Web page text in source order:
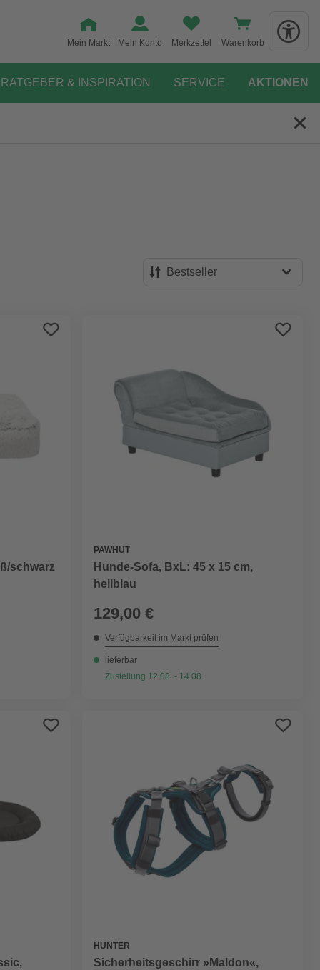
Mein Markt Mein Konto Merkzettel Warenkorb
RATGEBER & INSPIRATION SERVICE AKTIONEN
Bestseller
Bewertung
schwarz
PAWHUT
Hunde-Sofa, BxL: 45 x 15 cm,
hellblau
129,00 €
Verfügbarkeit im Markt prüfen
lieferbar
Zustellung 12.08. - 14.08.
HUNTER
Sicherheitsgeschirr »Maldon«,